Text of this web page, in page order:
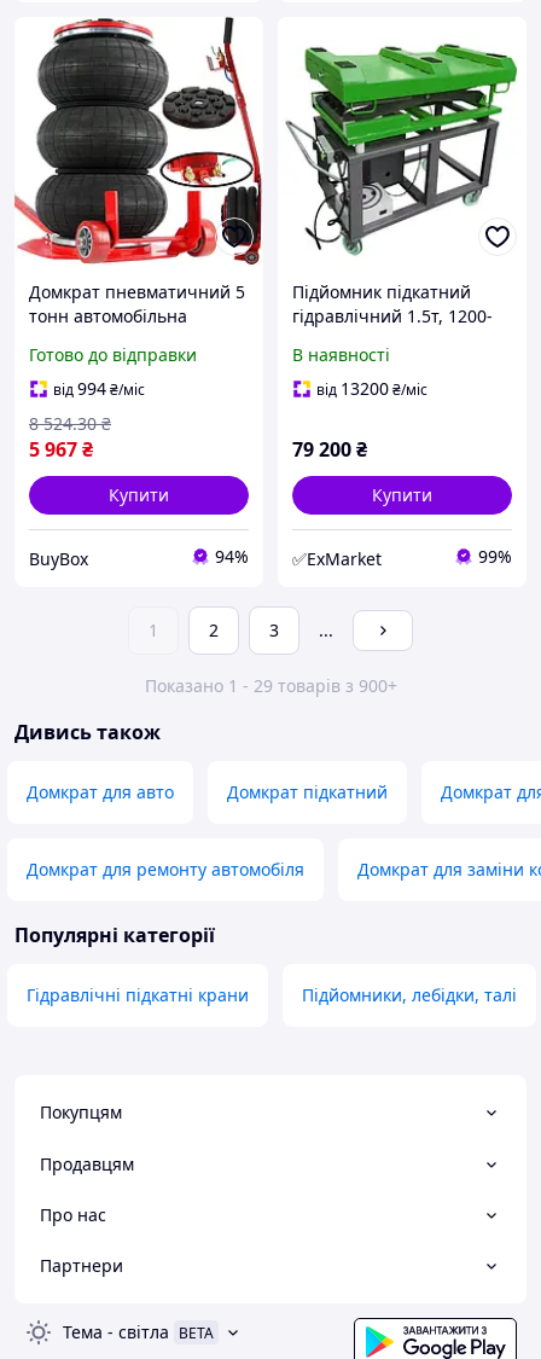
Домкрат пневматичний 5
тонн автомобільна
підкатний підйомник для
авто майстерні гаража
14-400мм
Готово до відправки
від994₴/міс
5 967₴
8 524.30 ₴
Купити
BuyBox 94%
Підйомник підкатний
гідравлічний 1.5т, 1200-
електромобілів LAUNCH
TLT615D
В наявності
від 13200₴/міс
79 200₴
Купити
✅ExMarket 99%
1 2 3 ...
Показано 1 - 29 товарів з 900+
Дивись також
Домкрат для авто Домкрат підкатний Домкрат
Домкрат для ремонту автомобіля Домкрат для заміни
Популярні категорії
Гідравлічні підкатні крани Підйомники, лебідки, талі
Покупцям
Продавцям
Про нас
Партнери
Тема - світла BETA